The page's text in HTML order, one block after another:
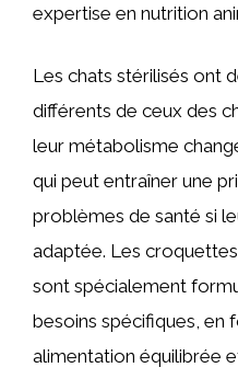
expertise en nutrition
Les chats stérilisés ont
différents de ceux des
leur métabolisme
qui peut entraîner une
problèmes de santé si
adaptée. Les
sont spécialement
besoins spécifiques, en
alimentation équilibrée